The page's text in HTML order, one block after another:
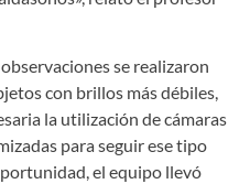
se realizaron
con brillos más débiles,
la utilización de cámaras
para seguir ese tipo
el equipo llevó